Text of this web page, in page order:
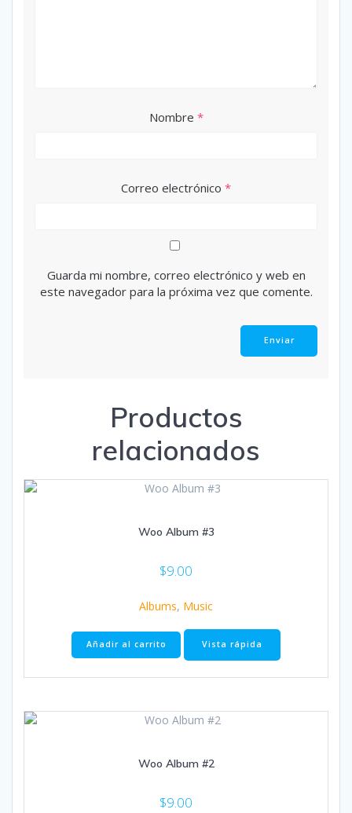
Nombre *
Correo electrónico *
Guarda mi nombre, correo electrónico y web en
este navegador para la próxima vez que comente.
Productos
relacionados
Woo Album #3
$9.00
Albums, Music
Añadir al carrito Vista rápida
Woo Album #2
$9.00